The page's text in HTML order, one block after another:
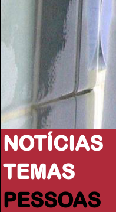
NOTÍCIAS
TEMAS
PESSOAS